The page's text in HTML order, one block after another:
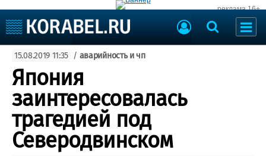
реклама 16+
Судоходство
Судоремонт
События
Порты
ВМФ
Образование
Яхты и катера
Еще
15.08.2019 11:35 / аварийность и чп
Япония
заинтересовалась
трагедией под
Северодвинском